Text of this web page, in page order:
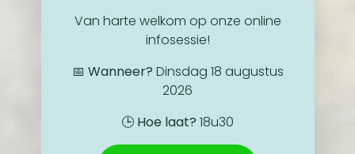
Van harte welkom op onze online
infosessie!
📅 Wanneer? Dinsdag 18 augustus
2026
🕒 Hoe laat? 18u30